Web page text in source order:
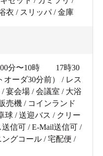
衣 / スリッパ / 金庫
00分〜10時 17時30
ーダ30分前） / レス
宴会場 / 会議室 / 大浴
売機 / コインランド
球 / 送迎バス / クリー
信可 / E-Mail送信可 /
グコール / 宅配便 /